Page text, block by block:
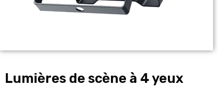
Lumières de scène à 4 yeux